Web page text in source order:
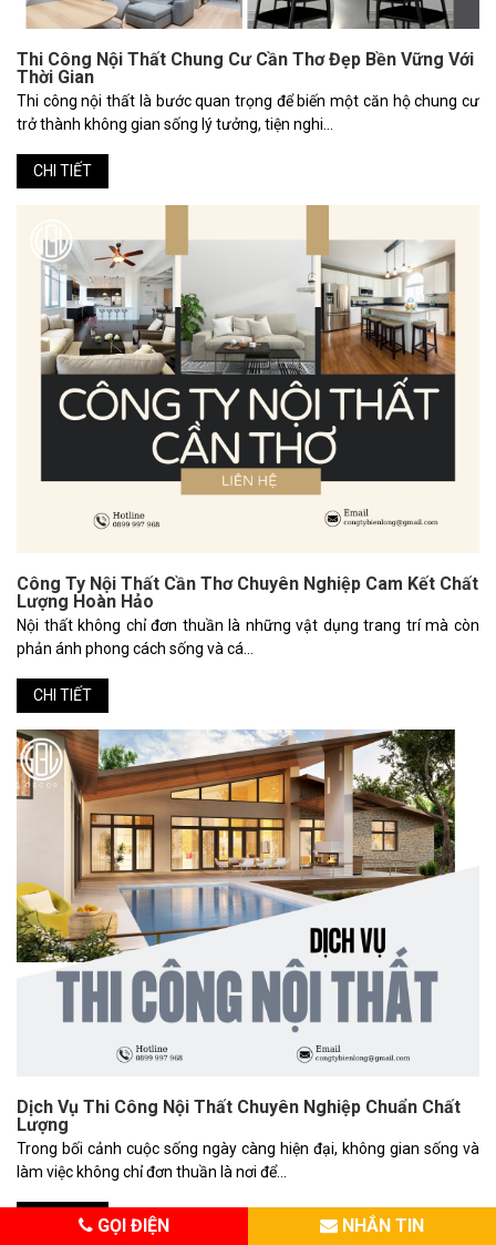
Thi Công Nội Thất Chung Cư Cần Thơ Đẹp Bền Vững Với
Thời Gian
Thi công nội thất là bước quan trọng để biến một căn hộ chung cư
trở thành không gian sống lý tưởng, tiện nghi...
CHI TIẾT
Công Ty Nội Thất Cần Thơ Chuyên Nghiệp Cam Kết Chất
Lượng Hoàn Hảo
Nội thất không chỉ đơn thuần là những vật dụng trang trí mà còn
phản ánh phong cách sống và cá...
CHI TIẾT
Dịch Vụ Thi Công Nội Thất Chuyên Nghiệp Chuẩn Chất
Lượng
Trong bối cảnh cuộc sống ngày càng hiện đại, không gian sống và
làm việc không chỉ đơn thuần là nơi để...
CHI TIẾT GỌI ĐIỆN NHẮN TIN